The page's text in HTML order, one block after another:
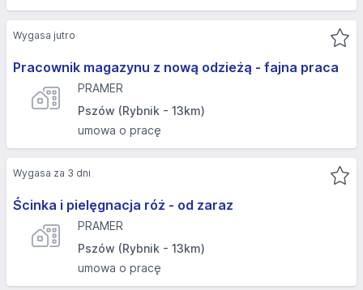
Pracownik magazynu z nową odzieżą - fajna praca ️
PRAMER
Pszów (Rybnik - 13km)
umowa o pracę
Wygasa jutro
Ścinka i pielęgnacja róż - od zaraz ️
PRAMER
Pszów (Rybnik - 13km)
umowa o pracę
Wygasa za 3 dni